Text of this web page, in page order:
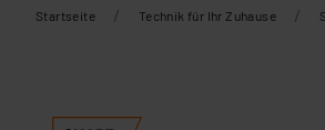
Startseite / Technik für Ihr Zuhause /